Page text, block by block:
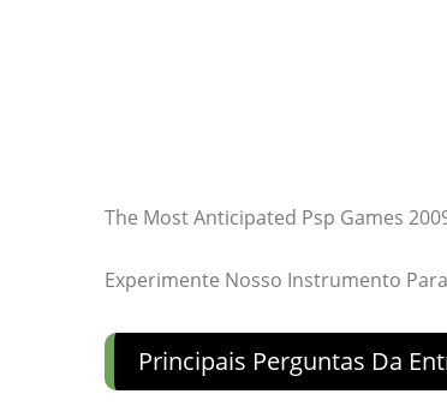
The Most Anticipated Psp Games
Experimente Nosso Instrumento
Principais Perguntas Da